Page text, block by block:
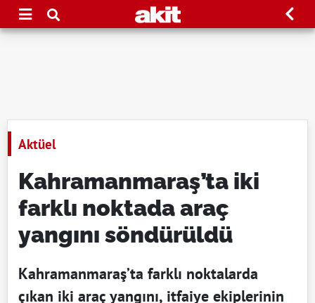
Aktüel
Kahramanmaraş’ta iki
farklı noktada araç
yangını söndürüldü
Kahramanmaraş’ta farklı noktalarda
çıkan iki araç yangını, itfaiye ekiplerinin